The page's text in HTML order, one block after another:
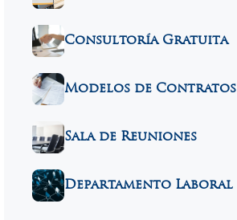
Consultoría Gratuita
Modelos de Contratos
Sala de Reuniones
Departamento Laboral